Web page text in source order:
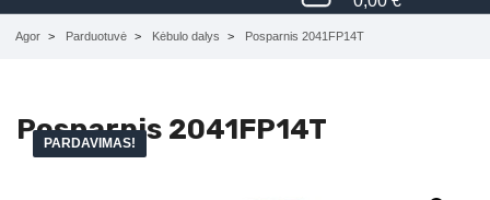
Agor Parduotuvė Kėbulo dalys Posparnis 2041FP14T
Posparnis 2041FP14T
PARDAVIMAS!